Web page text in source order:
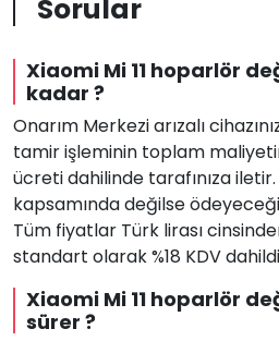
Sorular
Xiaomi Mi 11 hoparlör
kadar ?
Onarım Merkezi arızalı
tamir işleminin toplam
ücreti dahilinde tarafınıza
kapsamında değilse
Tüm fiyatlar Türk lirası
standart olarak %18 KDV
Xiaomi Mi 11 hoparlör
sürer ?